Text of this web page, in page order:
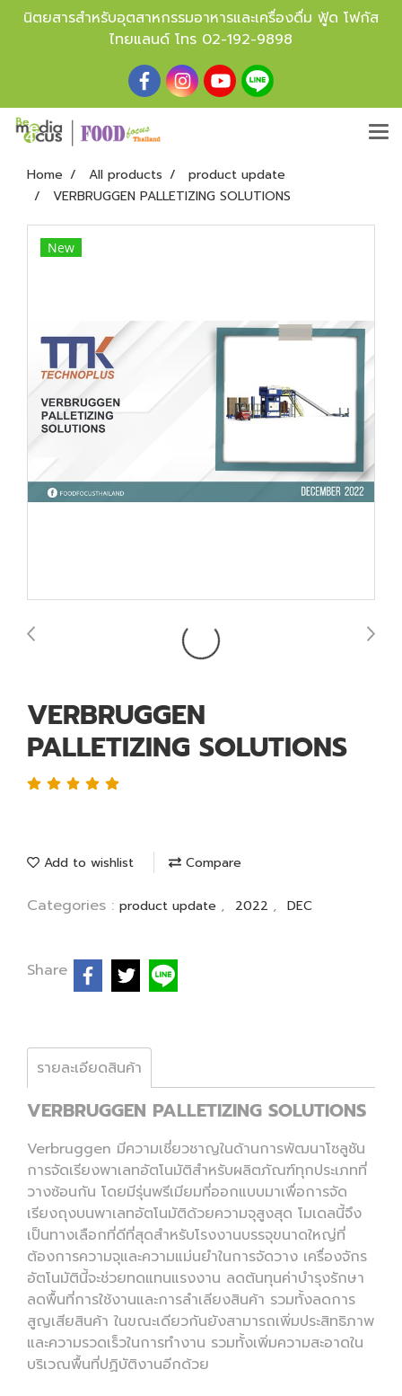
นิตยสารสำหรับอุตสาหกรรมอาหารและเครื่องดื่ม ฟู้ด โฟกัส
ไทยแลนด์ โทร 02-192-9898
Home All products
product update
VERBRUGGEN PALLETIZING SOLUTIONS
New
VERBRUGGEN
PALLETIZING SOLUTIONS
Add to wishlist Compare
Categories : product update , 2022 , DEC
Share
รายละเอียดสินค้า
VERBRUGGEN PALLETIZING SOLUTIONS
Verbruggen มีความเชี่ยวชาญในด้านการพัฒนาโซลูชัน
การจัดเรียงพาเลทอัตโนมัติสำหรับผลิตภัณฑ์ทุกประเภทที่
วางซ้อนกัน โดยมีรุ่นพรีเมียมที่ออกแบบมาเพื่อการจัด
เรียงถุงบนพาเลทอัตโนมัติด้วยความจุสูงสุด โมเดลนี้จึง
เป็นทางเลือกที่ดีที่สุดสำหรับโรงงานบรรจุขนาดใหญ่ที่
ต้องการความจุและความแม่นยำในการจัดวาง เครื่องจักร
อัตโนมัตินี้จะช่วยทดแทนแรงงาน ลดต้นทุนค่าบำรุงรักษา
ลดพื้นที่การใช้งานและการลำเลียงสินค้า รวมทั้งลดการ
สูญเสียสินค้า ในขณะเดียวกันยังสามารถเพิ่มประสิทธิภาพ
และความรวดเร็วในการทำงาน รวมทั้งเพิ่มความสะอาดใน
บริเวณพื้นที่ปฏิบัติงานอีกด้วย